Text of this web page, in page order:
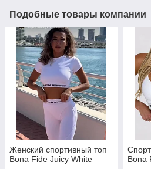
Подобные товары компании
Женский спортивный топ
Bona Fide Juicy White
Bona